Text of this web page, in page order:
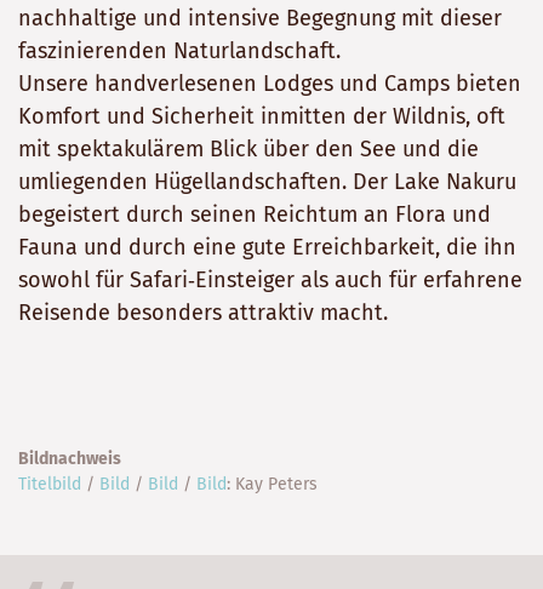
nachhaltige und intensive Begegnung mit dieser
faszinierenden Naturlandschaft.
Unsere handverlesenen Lodges und Camps bieten
Komfort und Sicherheit inmitten der Wildnis, oft
mit spektakulärem Blick über den See und die
umliegenden Hügellandschaften. Der Lake Nakuru
begeistert durch seinen Reichtum an Flora und
Fauna und durch eine gute Erreichbarkeit, die ihn
sowohl für Safari‑Einsteiger als auch für erfahrene
Reisende besonders attraktiv macht.
Bildnachweis
Titelbild / Bild / Bild / Bild: Kay Peters